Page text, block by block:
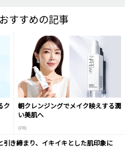
すすめの記事
ク
朝クレンジングでメイク映えする潤
い美肌へ
(PR)
引き締まり、イキイキとした肌印象に